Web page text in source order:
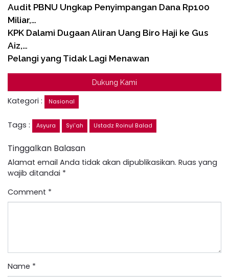
Audit PBNU Ungkap Penyimpangan Dana Rp100
Miliar,…
KPK Dalami Dugaan Aliran Uang Biro Haji ke Gus
Aiz,…
Pelangi yang Tidak Lagi Menawan
Dukung Kami
Kategori : Nasional
Tags : Asyura Syi'ah Ustadz Roinul Balad
Tinggalkan Balasan
Alamat email Anda tidak akan dipublikasikan. Ruas yang
wajib ditandai *
Comment *
Name *